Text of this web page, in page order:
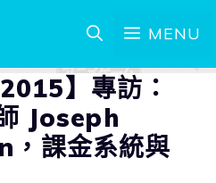
MENU
】專訪：
Joseph
課金系統與